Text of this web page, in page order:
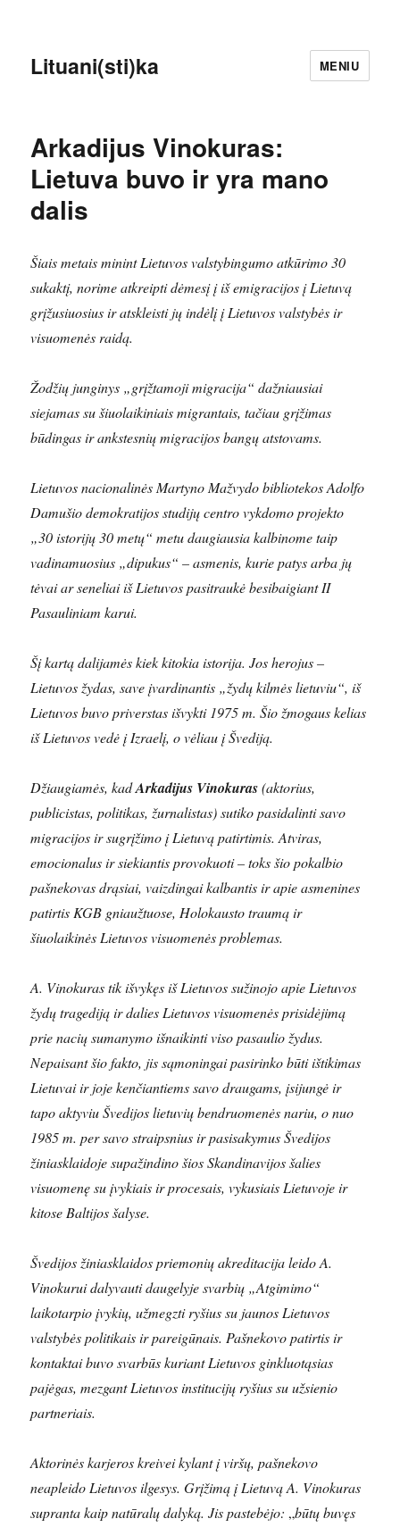
Lituani(sti)ka MENIU
Arkadijus Vinokuras:
Lietuva buvo ir yra mano
dalis
Šiais metais minint Lietuvos valstybingumo atkūrimo 30
sukaktį, norime atkreipti dėmesį į iš emigracijos į Lietuvą
grįžusiuosius ir atskleisti jų indėlį į Lietuvos valstybės ir
visuomenės raidą.
Žodžių junginys „grįžtamoji migracija“ dažniausiai
siejamas su šiuolaikiniais migrantais, tačiau grįžimas
būdingas ir ankstesnių migracijos bangų atstovams.
Lietuvos nacionalinės Martyno Mažvydo bibliotekos Adolfo
Damušio demokratijos studijų centro vykdomo projekto
„30 istorijų 30 metų“ metu daugiausia kalbinome taip
vadinamuosius „dipukus“ – asmenis, kurie patys arba jų
tėvai ar seneliai iš Lietuvos pasitraukė besibaigiant II
Pasauliniam karui.
Šį kartą dalijamės kiek kitokia istorija. Jos herojus –
Lietuvos žydas, save įvardinantis „žydų kilmės lietuviu“, iš
Lietuvos buvo priverstas išvykti 1975 m. Šio žmogaus kelias
iš Lietuvos vedė į Izraelį, o vėliau į Švediją.
Džiaugiamės, kadArkadijus Vinokuras(aktorius,
publicistas, politikas, žurnalistas) sutiko pasidalinti savo
migracijos ir sugrįžimo į Lietuvą patirtimis. Atviras,
emocionalus ir siekiantis provokuoti – toks šio pokalbio
pašnekovas drąsiai, vaizdingai kalbantis ir apie asmenines
patirtis KGB gniaužtuose, Holokausto traumą ir
šiuolaikinės Lietuvos visuomenės problemas.
A. Vinokuras tik išvykęs iš Lietuvos sužinojo apie Lietuvos
žydų tragediją ir dalies Lietuvos visuomenės prisidėjimą
prie nacių sumanymo išnaikinti viso pasaulio žydus.
Nepaisant šio fakto, jis sąmoningai pasirinko būti ištikimas
Lietuvai ir joje kenčiantiems savo draugams, įsijungė ir
tapo aktyviu Švedijos lietuvių bendruomenės nariu, o nuo
1985 m. per savo straipsnius ir pasisakymus Švedijos
žiniasklaidoje supažindino šios Skandinavijos šalies
visuomenę su įvykiais ir procesais, vykusiais Lietuvoje ir
kitose Baltijos šalyse.
Švedijos žiniasklaidos priemonių akreditacija leido A.
Vinokurui dalyvauti daugelyje svarbių „Atgimimo“
laikotarpio įvykių, užmegzti ryšius su jaunos Lietuvos
valstybės politikais ir pareigūnais. Pašnekovo patirtis ir
kontaktai buvo svarbūs kuriant Lietuvos ginkluotąsias
pajėgas, mezgant Lietuvos institucijų ryšius su užsienio
partneriais.
Aktorinės karjeros kreivei kylant į viršų, pašnekovo
neapleido Lietuvos ilgesys. Grįžimą į Lietuvą A. Vinokuras
supranta kaip natūralų dalyką. Jis pastebėjo: „būtų buvęs